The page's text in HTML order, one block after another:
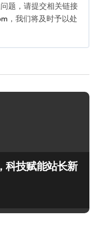
题，请提交相关链接
，我们将及时予以处
科技赋能站长新